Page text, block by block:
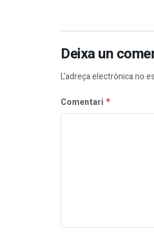
Deixa un
L'adreça electrònica no
Comentari *